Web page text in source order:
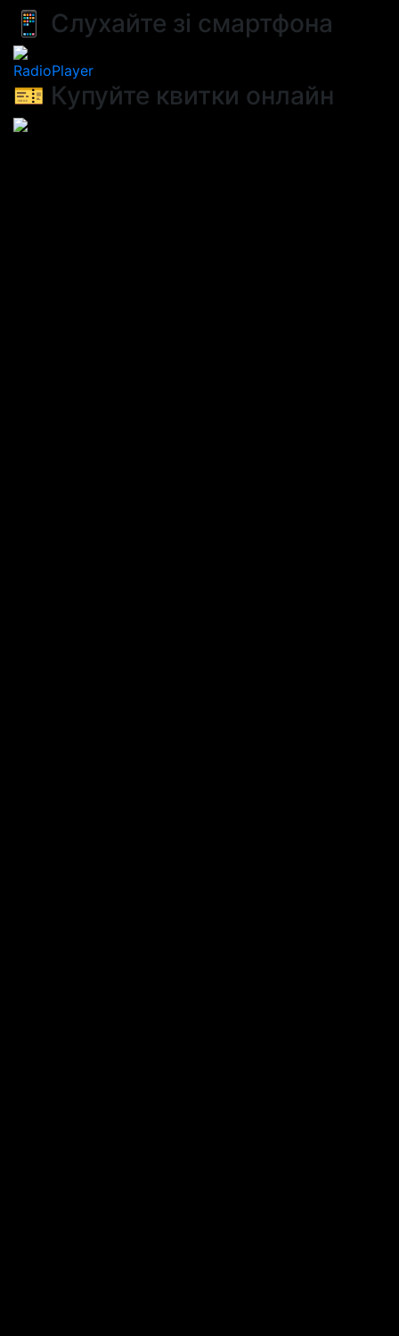
📱 Слухайте зі смартфона
RadioPlayer
🎫 Купуйте квитки онлайн